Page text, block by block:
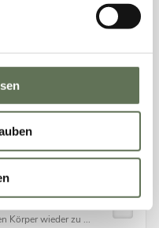
Körper wieder zu ...
Körper wieder zu ...